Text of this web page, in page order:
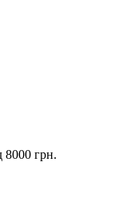
8000 грн.